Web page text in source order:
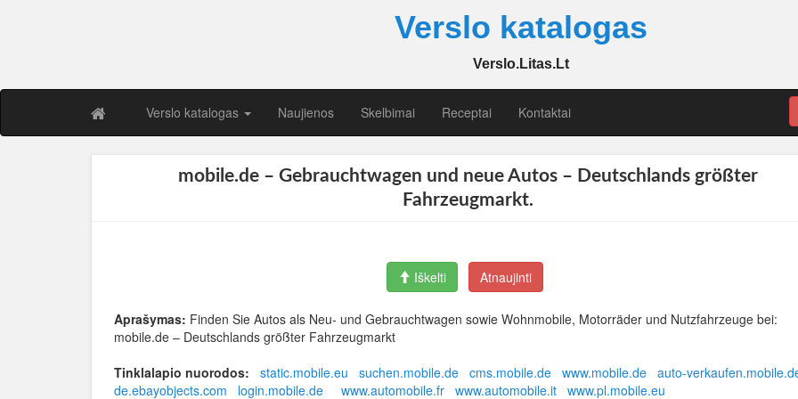
Verslo katalogas
Verslo.Litas.Lt
Verslo katalogas Naujienos Skelbimai Receptai Kontaktai
mobile.de – Gebrauchtwagen und neue Autos – Deutschlands größter
Fahrzeugmarkt.
Iškelti Atnaujinti
Aprašymas: Finden Sie Autos als Neu- und Gebrauchtwagen sowie Wohnmobile, Motorräder und Nutzfahrzeuge bei:
mobile.de – Deutschlands größter Fahrzeugmarkt
Tinklalapio nuorodos:
static.mobile.eu suchen.mobile.de cms.mobile.de www.mobile.de auto-
de.ebayobjects.com
login.mobile.de www.automobile.fr www.automobile.it www.pl.mobile.eu